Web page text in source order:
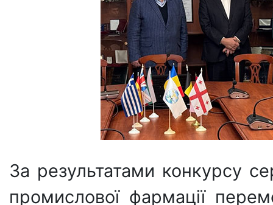
За результатами конкурсу
промислової фармації